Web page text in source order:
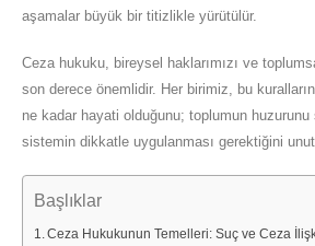
aşamalar büyük bir titizlikle yürütülür.
Ceza hukuku, bireysel haklarımızı ve
son derece önemlidir. Her birimiz, bu
ne kadar hayati olduğunu; toplumun
sistemin dikkatle uygulanması gerektiğini
Başlıklar
Ceza Hukukunun Temelleri: Suç ve Ceza